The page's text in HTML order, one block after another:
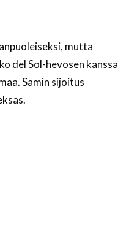
mutta
del Sol-hevosen kanssa
Samin sijoitus